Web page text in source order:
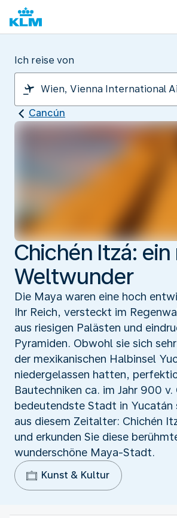
Ich reise von
Cancún
Chichén Itzá:
Weltwunder
Die Maya waren eine hoch
Ihr Reich, versteckt im
aus riesigen Palästen und
Pyramiden. Obwohl sie sich
der mexikanischen Halbinsel
niedergelassen hatten,
Bautechniken ca. im Jahr 900 v.
bedeutendste Stadt in Yucatán
aus diesem Zeitalter: Chichén
und erkunden Sie diese
wunderschöne Maya-Stadt.
Kunst & Kultur